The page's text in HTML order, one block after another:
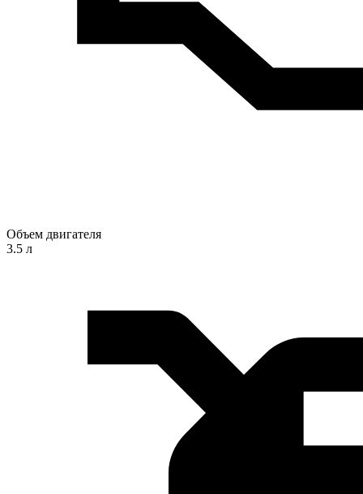
Объем двигателя
3.5 л